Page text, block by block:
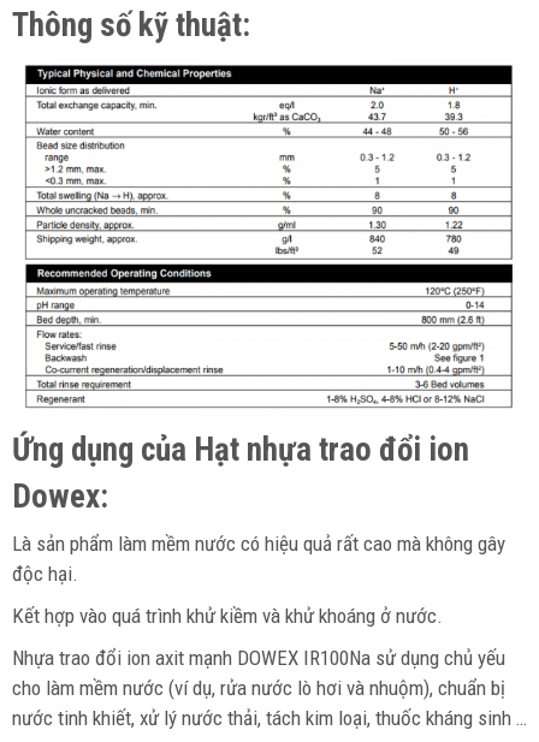
Thông số kỹ thuật:
Ứng dụng của Hạt nhựa trao đổi ion
Dowex:
Là sản phẩm làm mềm nước có hiệu quả rất cao mà không gây
độc hại.
Kết hợp vào quá trình khử kiềm và khử khoáng ở nước.
Nhựa trao đổi ion axit mạnh DOWEX IR100Na sử dụng chủ yếu
cho làm mềm nước (ví dụ, rửa nước lò hơi và nhuộm), chuẩn bị
nước tinh khiết, xử lý nước thải, tách kim loại, thuốc kháng sinh …